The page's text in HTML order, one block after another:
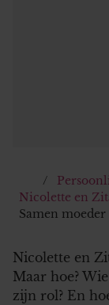
Nicolette en
Samen moeder
Nicolette en
Maar hoe?
zijn rol? En